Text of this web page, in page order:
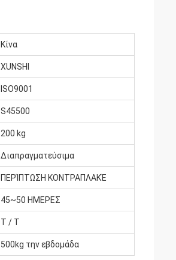
Κίνα
XUNSHI
ISO9001
S45500
200 kg
Διαπραγματεύσιμα
ΠΕΡΊΠΤΩΣΗ ΚΟΝΤΡΑΠΛΑΚΈ
45~50 ΗΜΕΡΕΣ
T / T
500kg την εβδομάδα